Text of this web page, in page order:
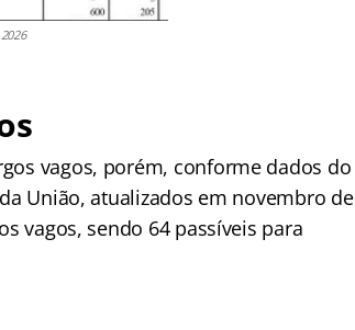
vagos, porém, conforme dados do
União, atualizados em novembro de
vagos, sendo 64 passíveis para